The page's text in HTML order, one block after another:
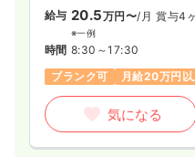
給与 20.5万円〜/月 賞与4
※一例
時間 8:30～17:30
ブランク可
月給20万円
気になる